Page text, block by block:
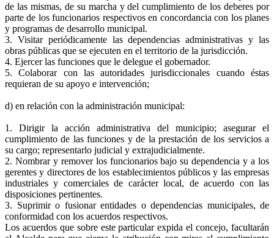
de las mismas, de su marcha y del cumplimiento de los deberes por
parte de los funcionarios respectivos en concordancia con los planes
y programas de desarrollo municipal.
3. Visitar periódicamente las dependencias administrativas y las
obras públicas que se ejecuten en el territorio de la jurisdicción.
4. Ejercer las funciones que le delegue el gobernador.
5. Colaborar con las autoridades jurisdiccionales cuando éstas
requieran de su apoyo e intervención;
d) en relación con la administración municipal:
1. Dirigir la acción administrativa del municipio; asegurar el
cumplimiento de las funciones y de la prestación de los servicios a
su cargo; representarlo judicial y extrajudicialmente.
2. Nombrar y remover los funcionarios bajo su dependencia y a los
gerentes y directores de los establecimientos públicos y las empresas
industriales y comerciales de carácter local, de acuerdo con las
disposiciones pertinentes.
3. Suprimir o fusionar entidades o dependencias municipales, de
conformidad con los acuerdos respectivos.
Los acuerdos que sobre este particular expida el concejo, facultarán